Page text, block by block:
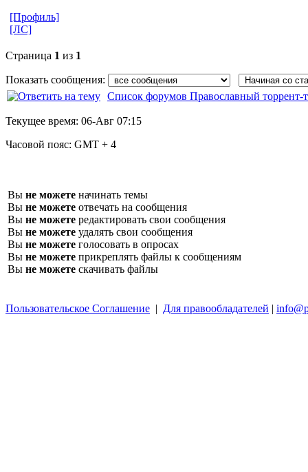
[Профиль]
[ЛС]
Страница 1 из 1
Показать сообщения:
Список форумов Православный торрент-
Текущее время: 06-Авг 07:15
Часовой пояс: GMT + 4
Вы не можете начинать темы
Вы не можете отвечать на сообщения
Вы не можете редактировать свои сообщения
Вы не можете удалять свои сообщения
Вы не можете голосовать в опросах
Вы не можете прикреплять файлы к сообщениям
Вы не можете скачивать файлы
Пользовательское Соглашение | Для правообладателей |